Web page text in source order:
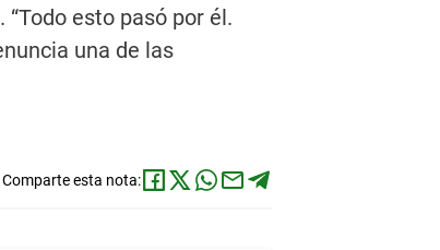
esto pasó por él.
una de las
Comparte esta nota: